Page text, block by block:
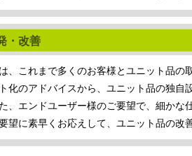
・改善
、これまで多くのお客様とユニット品の
化のアドバイスから、ユニット品の独自
、エンドユーザー様のご要望で、細かな
望に素早くお応えして、ユニット品の改